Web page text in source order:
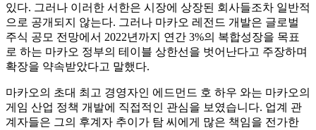
있다. 그러나 이러한 서한은 시장에 상장된 회사들조차 일반적
으로 공개되지 않는다. 그러나 마카오 레전드 개발은 글로벌
주식 공모 전망에서 2022년까지 연간 3%의 복합성장을 목표
로 하는 마카오 정부의 테이블 상한선을 벗어난다고 주장하며
확장을 약속받았다고 말했다.
마카오의 초대 최고 경영자인 에드먼드 호 하우 와는 마카오의
게임 산업 정책 개발에 직접적인 관심을 보였습니다. 업계 관
계자들은 그의 후계자 추이가 탐 씨에게 많은 책임을 전가한